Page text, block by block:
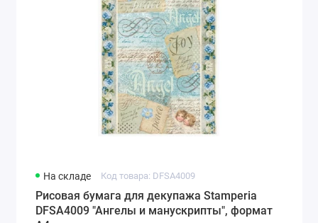
На складе Код товара: DFSA4009
Рисовая бумага для декупажа Stamperia
DFSA4009 "Ангелы и манускрипты", формат